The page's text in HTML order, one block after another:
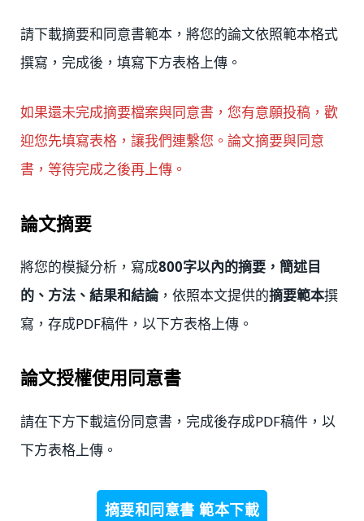
請下載摘要和同意書範本，將您的論文依照範本格式
撰寫，完成後，填寫下方表格上傳。
如果還未完成摘要檔案與同意書，您有意願投稿，歡
迎您先填寫表格，讓我們連繫您。論文摘要與同意
書，等待完成之後再上傳。
論文摘要
將您的模擬分析，寫成800字以內的摘要，簡述目
的、方法、結果和結論，依照本文提供的摘要範本撰
寫，存成PDF稿件，以下方表格上傳。
論文授權使用同意書
請在下方下載這份同意書，完成後存成PDF稿件，以
下方表格上傳。
摘要和同意書 範本下載